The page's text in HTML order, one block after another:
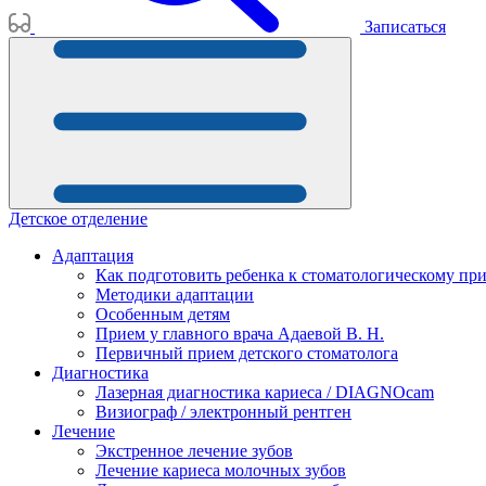
Записаться
Детское отделение
Адаптация
Как подготовить ребенка к стоматологическому
Методики адаптации
Особенным детям
Прием у главного врача Адаевой В. Н.
Первичный прием детского стоматолога
Диагностика
Лазерная диагностика кариеса / DIAGNOcam
Визиограф / электронный рентген
Лечение
Экстренное лечение зубов
Лечение кариеса молочных зубов